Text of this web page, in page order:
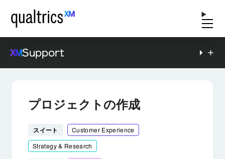
Support
プロジェクトの作成
スイート
Customer Experience
Strategy & Research